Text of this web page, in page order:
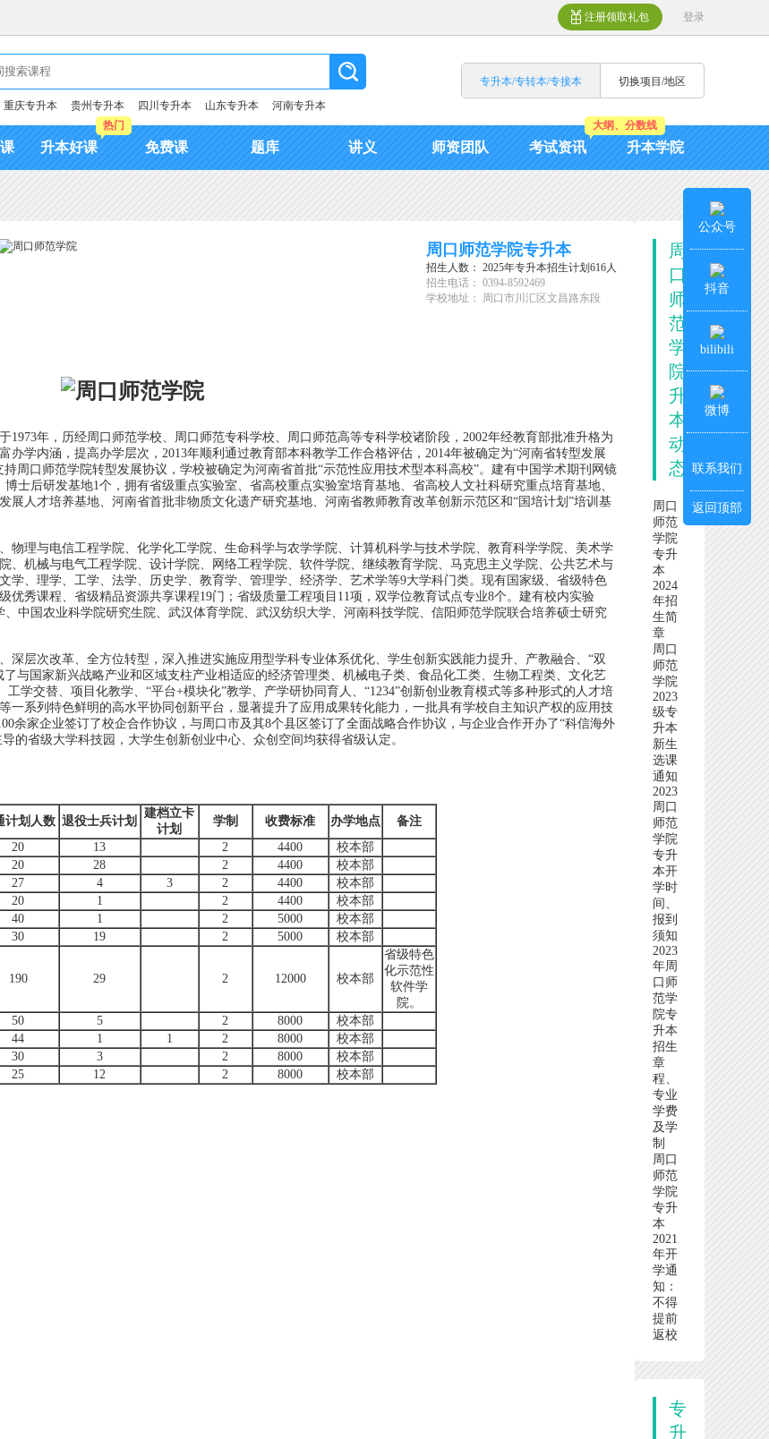
注册领取礼包 登录
重庆专升本 贵州专升本 四川专升本 山东专升本 河南专升本
专升本/专转本/专接本 切换项目/地区
升本好课
热门
免费课 题库 讲义 师资团队 考试资讯
大纲、分数线
升本学院
周口师范学院专升本
招生人数： 2025年专升本招生计划616人
招生电话： 0394-8592469
学校地址： 周口市川汇区文昌路东段
年，历经周口师范学校、周口师范专科学校、周口师范高等专科学校诸阶段，2002年经教育部批准升格为
学内涵，提高办学层次，2013年顺利通过教育部本科教学工作合格评估，2014年被确定为“河南省转型发展
周口师范学院转型发展协议，学校被确定为河南省首批“示范性应用技术型本科高校”。建有中国学术期刊网镜
士后研发基地1个，拥有省级重点实验室、省高校重点实验室培育基地、省高校人文社科研究重点培育基地、
展人才培养基地、河南省首批非物质文化遗产研究基地、河南省教师教育改革创新示范区和“国培计划”培训基
理与电信工程学院、化学化工学院、生命科学与农学学院、计算机科学与技术学院、教育科学学院、美术学
、机械与电气工程学院、设计学院、网络工程学院、软件学院、继续教育学院、马克思主义学院、公共艺术与
学、理学、工学、法学、历史学、教育学、管理学、经济学、艺术学等9大学科门类。现有国家级、省级特色
优秀课程、省级精品资源共享课程19门；省级质量工程项目11项，双学位教育试点专业8个。建有校内实验
中国农业科学院研究生院、武汉体育学院、武汉纺织大学、河南科技学院、信阳师范学院联合培养硕士研究
层次改革、全方位转型，深入推进实施应用型学科专业体系优化、学生创新实践能力提升、产教融合、“双
与国家新兴战略产业和区域支柱产业相适应的经济管理类、机械电子类、食品化工类、生物工程类、文化艺
学交替、项目化教学、“平台+模块化”教学、产学研协同育人、“1234”创新创业教育模式等多种形式的人才培
一系列特色鲜明的高水平协同创新平台，显著提升了应用成果转化能力，一批具有学校自主知识产权的应用技
余家企业签订了校企合作协议，与周口市及其8个县区签订了全面战略合作协议，与企业合作开办了“科信海外
的省级大学科技园，大学生创新创业中心、众创空间均获得省级认定。
计划人数 退役士兵计划
建档立卡
计划
学制 收费标准 办学地点
备注
20 13 2 4400
校本部
20 28 2 4400
校本部
27 4 3 2 4400
校本部
20 1 2 4400
校本部
40 1 2 5000
校本部
30 19 2 5000 校本部
190 29 2 12000 校本部
省级特色
化示范性
软件学
院。
50 5 2 8000
校本部
44 1 1 2 8000
校本部
30 3 2 8000
校本部
25 12 2 8000 校本部
周
口
师
范
学
院
升
本
动
态
周口
师范
学院
专升
本
2024
年招
生简
章
周口
师范
学院
2023
级专
升本
新生
选课
通知
2023
周口
师范
学院
专升
本开
学时
间、
报到
须知
2023
年周
口师
范学
院专
升本
招生
章
程、
专业
学费
及学
制
周口
师范
学院
专升
本
2021
年开
学通
知：
不得
提前
返校
专
升
公众号
抖音
bilibili
微博
联系我们
返回顶部